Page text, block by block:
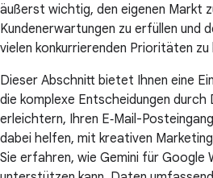
äußerst wichtig, den eigenen Markt
Kundenerwartungen zu erfüllen und
vielen konkurrierenden Prioritäten zu
Dieser Abschnitt bietet Ihnen eine
die komplexe Entscheidungen durch
erleichtern, Ihren E‑Mail-
dabei helfen, mit kreativen
Sie erfahren, wie Gemini für Google